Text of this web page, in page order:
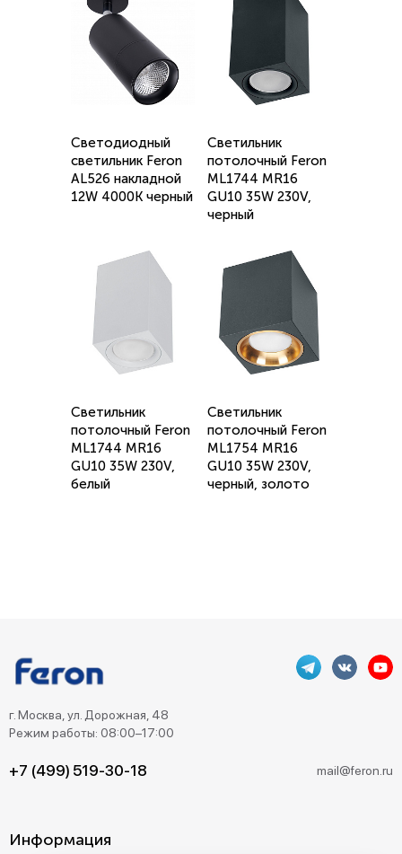
Светодиодный
светильник Feron
AL526 накладной
12W 4000K черный
Светильник
потолочный Feron
ML1744 MR16
GU10 35W 230V,
черный
Светильник
потолочный Feron
ML1744 MR16
GU10 35W 230V,
белый
Светильник
потолочный Feron
ML1754 MR16
GU10 35W 230V,
черный, золото
г. Москва, ул. Дорожная, 48
Режим работы: 08:00–17:00
+7 (499) 519-30-18 mail@feron.ru
Информация